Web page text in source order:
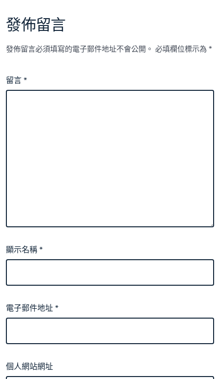
發佈留言
發佈留言必須填寫的電子郵件地址不會公開。 必填欄位標示為*
留言*
顯示名稱*
電子郵件地址*
個人網站網址